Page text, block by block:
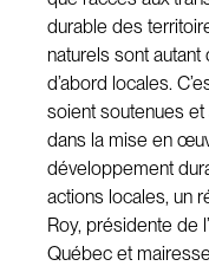
durable des
naturels sont autant
d’abord locales.
soient soutenues
dans la mise en
développement
actions locales, un
Roy, présidente de
Québec et